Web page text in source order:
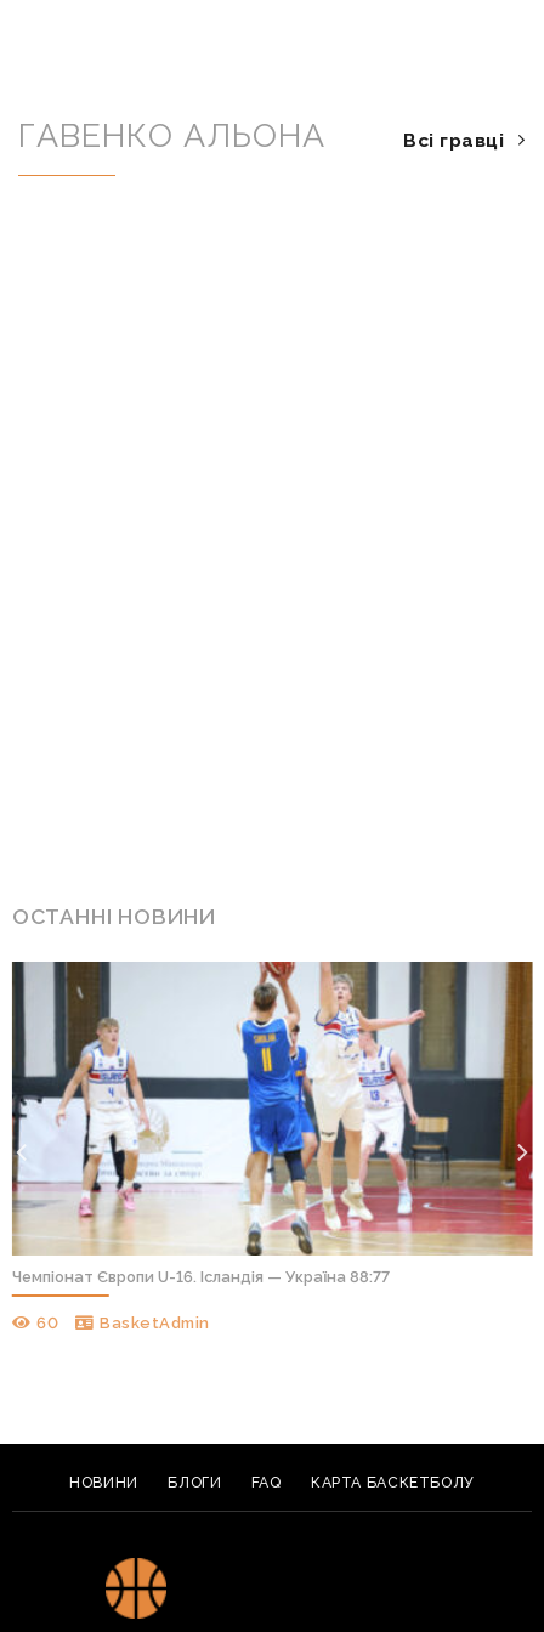
ГАВЕНКО АЛЬОНА Всі гравці
ОСТАННІ НОВИНИ
Чемпіонат Європи U-16. Ісландія — Україна 88:77
60 BasketAdmin
НОВИНИ БЛОГИ FAQ КАРТА БАСКЕТБОЛУ